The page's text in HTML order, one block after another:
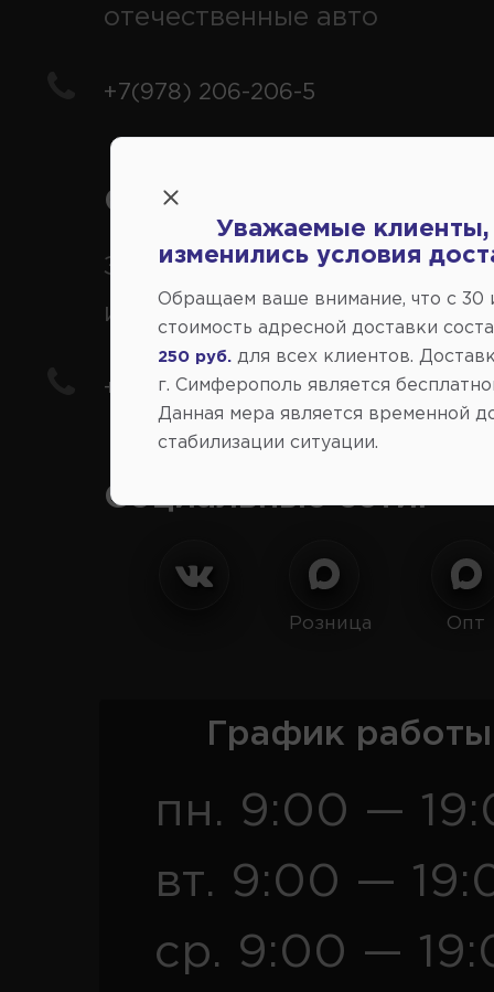
отечественные авто
+7(978) 206-206-5
Справочный центр:
Заказ шин, дисков,
иномарки
+7(978) 206-206-8
Социальные сети:
Розница Опт
График
пн. 9:00 —
вт. 9:00 —
ср. 9:00 —
Уважаемые клиенты,
изменились условия
Обращаем ваше внимание, что c 30
стоимость адресной доставки
250 руб.
для всех клиентов.
г. Симферополь является
Данная мера является временной
стабилизации ситуации.